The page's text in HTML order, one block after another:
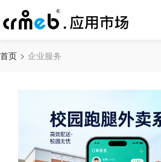
首页 企业服务